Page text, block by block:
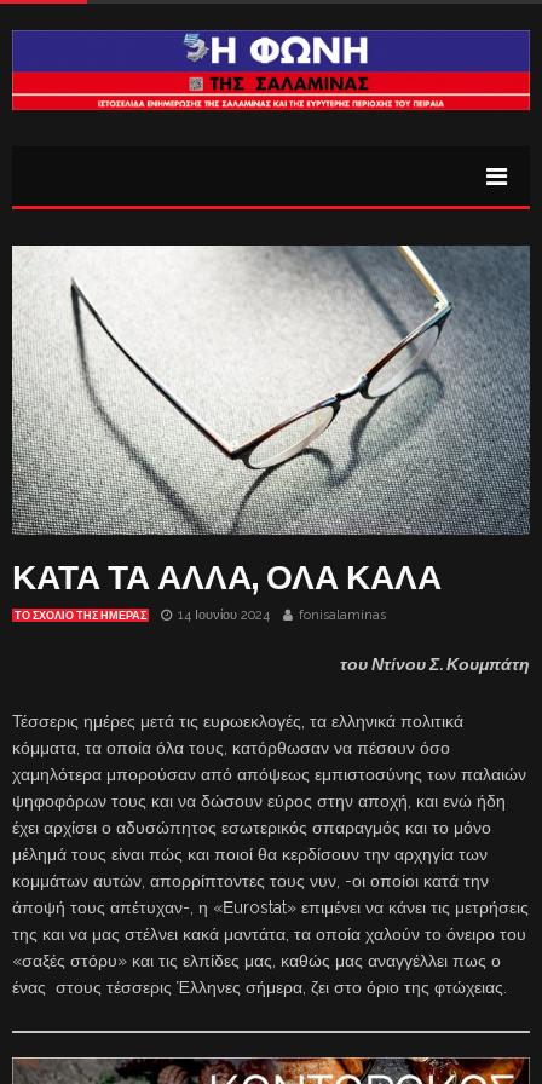
ΚΑΤΑ ΤΑ ΑΛΛΑ, ΟΛΑ ΚΑΛΑ
ΤΟ ΣΧΌΛΙΟ ΤΗΣ ΗΜΈΡΑΣ 14 Ιουνίου 2024 fonisalaminas
του Ντίνου Σ. Κουμπάτη
Τέσσερις ημέρες μετά τις ευρωεκλογές, τα ελληνικά πολιτικά
κόμματα, τα οποία όλα τους, κατόρθωσαν να πέσουν όσο
χαμηλότερα μπορούσαν από απόψεως εμπιστοσύνης των παλαιών
ψηφοφόρων τους και να δώσουν εύρος στην αποχή, και ενώ ήδη
έχει αρχίσει ο αδυσώπητος εσωτερικός σπαραγμός και το μόνο
μέλημά τους είναι πώς και ποιοί θα κερδίσουν την αρχηγία των
κομμάτων αυτών, απορρίπτοντες τους νυν, -οι οποίοι κατά την
άποψή τους απέτυχαν-, η «Εurostat» επιμένει να κάνει τις μετρήσεις
της και να μας στέλνει κακά μαντάτα, τα οποία χαλούν το όνειρο του
«σαξές στόρυ» και τις ελπίδες μας, καθώς μας αναγγέλλει πως ο
ένας στους τέσσερις Έλληνες σήμερα, ζει στο όριο της φτώχειας.